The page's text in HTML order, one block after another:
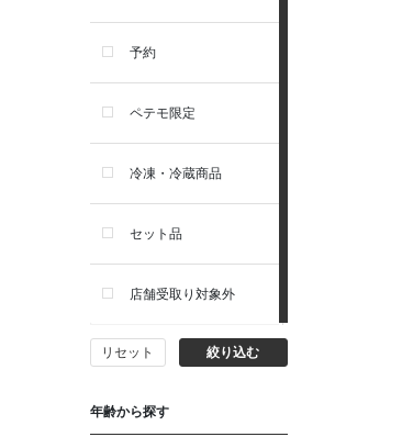
品
首輪・ハーネス(胴輪)・リー
ソルビダ
フィジカライフ
予約
ペテモ限定
冷凍・冷蔵商品
セット品
店舗受取り対象外
リセット 絞り込む
年齢から探す